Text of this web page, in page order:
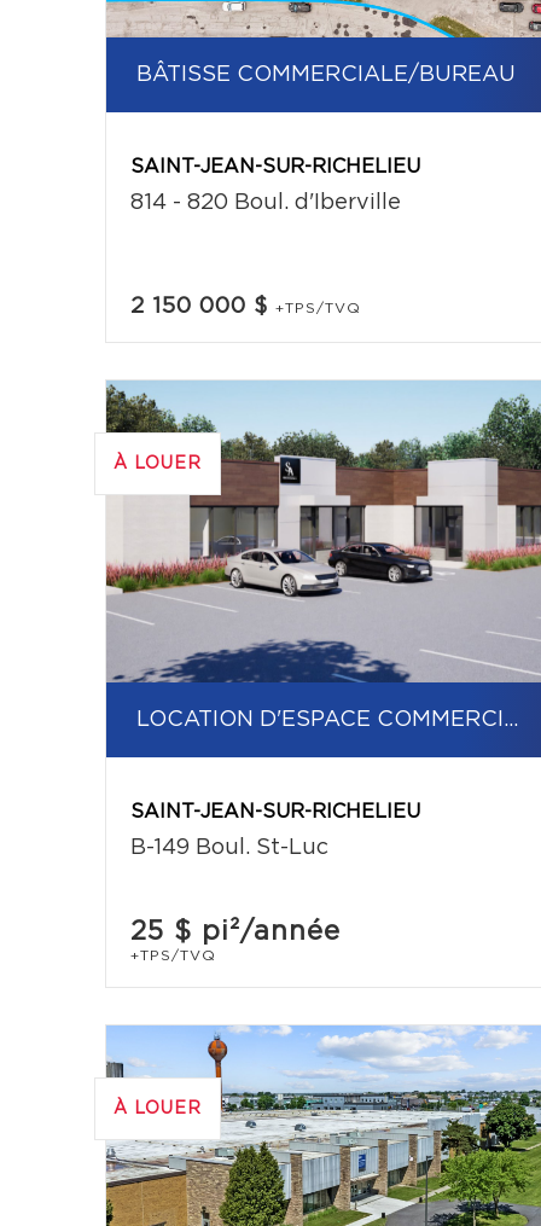
BÂTISSE COMMERCIALE/BUREAU
SAINT-JEAN-SUR-RICHELIEU
814 - 820 Boul. d'Iberville
2 150 000 $ +TPS/TVQ
À LOUER
LOCATION D'ESPACE COMMERCIAL/BUREAU
SAINT-JEAN-SUR-RICHELIEU
B-149 Boul. St-Luc
25 $ pi²/année
+TPS/TVQ
À LOUER